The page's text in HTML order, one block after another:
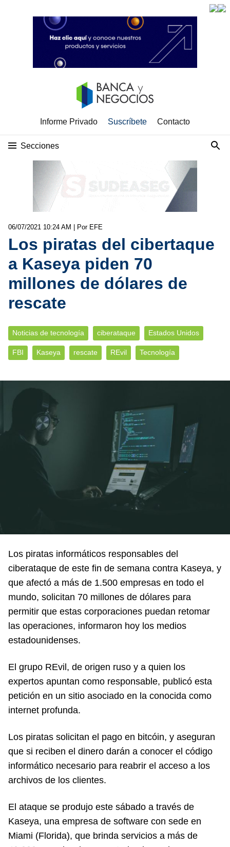
Informe Privado Suscríbete Contacto
Secciones
06/07/2021 10:24 AM | Por EFE
Los piratas del cibertaque
a Kaseya piden 70
millones de dólares de
rescate
Noticias de tecnología ciberataque Estados Unidos
FBI Kaseya rescate REvil Tecnología
Los piratas informáticos responsables del
ciberataque de este fin de semana contra Kaseya, y
que afectó a más de 1.500 empresas en todo el
mundo, solicitan 70 millones de dólares para
permitir que estas corporaciones puedan retomar
las operaciones, informaron hoy los medios
estadounidenses.
El grupo REvil, de origen ruso y a quien los
expertos apuntan como responsable, publicó esta
petición en un sitio asociado en la conocida como
internet profunda.
Los piratas solicitan el pago en bitcóin, y aseguran
que si reciben el dinero darán a conocer el código
informático necesario para reabrir el acceso a los
archivos de los clientes.
El ataque se produjo este sábado a través de
Kaseya, una empresa de software con sede en
Miami (Florida), que brinda servicios a más de